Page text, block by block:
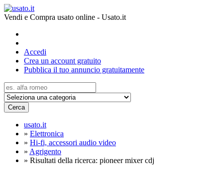
Vendi e Compra usato online - Usato.it
Accedi
Crea un account gratuito
Pubblica il tuo annuncio gratuitamente
Cerca
usato.it
» Elettronica
» Hi-fi, accessori audio video
» Agrigento
» Risultati della ricerca: pioneer mixer cdj